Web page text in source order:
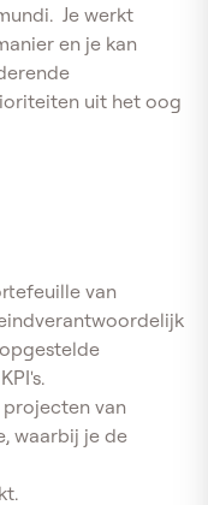
Je werkt
en je kan
uit het oog
van
van
waarbij je de